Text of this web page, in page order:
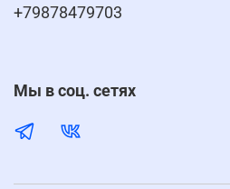
+79878479703
Мы в соц. сетях